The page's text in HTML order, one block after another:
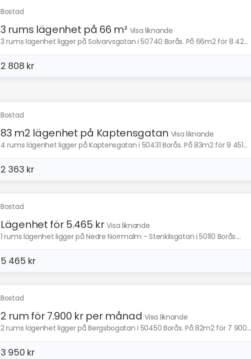
Bostad
3 rums lägenhet på 66 m² Visa liknande
3 rums lägenhet ligger på Solvarvsgatan i 50740 Borås. På 66m2 för 8 42...
2 808 kr
Bostad
83 m2 lägenhet på Kaptensgatan Visa liknande
4 rums lägenhet ligger på Kaptensgatan i 50431 Borås. På 83m2 för 9 451...
2 363 kr
Bostad
Lägenhet för 5.465 kr Visa liknande
1 rums lägenhet ligger på Nedre Norrmalm - Stenkilsgatan i 50110 Borås....
5 465 kr
Bostad
2 rum för 7.900 kr per månad Visa liknande
2 rums lägenhet ligger på Bergsbogatan i 50450 Borås. På 82m2 för 7 900...
3 950 kr